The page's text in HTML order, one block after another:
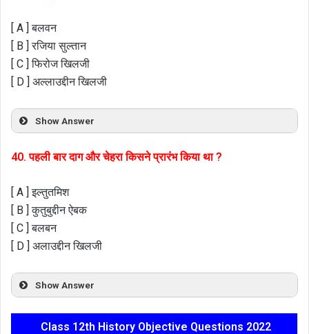
[ A ] बलवन
[ B ] रजिया सुल्तान
[ C ] फिरोज खिलजी
[ D ] अल्लाउद्दीन खिलजी
Show Answer
40. पहली बार दाग और चेहरा किसने प्रारंभ किया था ?
[ A ] इल्तुतमिश
[ B ] कुतुबुद्दीन ऐबक
[ C ] बलबन
[ D ] अलाउद्दीन खिलजी
Show Answer
Class 12th History Objective Questions 2022